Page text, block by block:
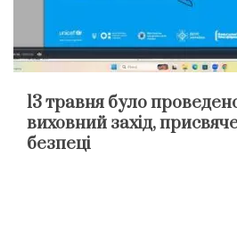
13 травня було
виховний захід,
безпеці